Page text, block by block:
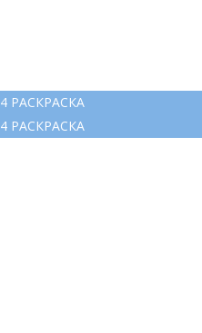
РАСКРАСКА
РАСКРАСКА